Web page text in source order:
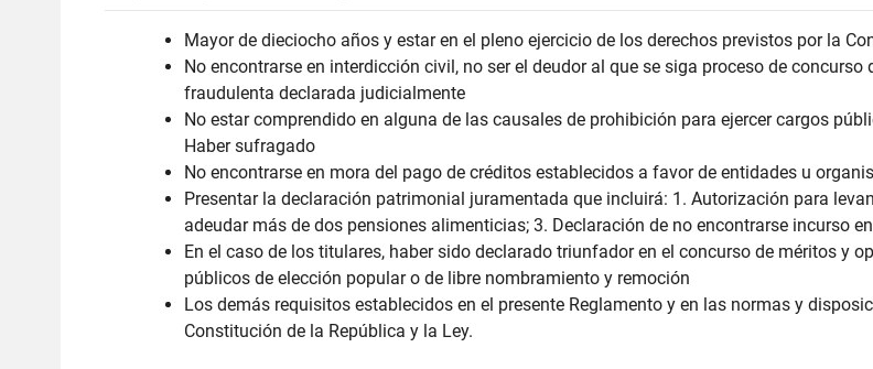
Mayor de dieciocho años y estar en el pleno ejercicio de los derechos previstos por la
No encontrarse en interdicción civil, no ser el deudor al que se siga proceso de
fraudulenta declarada judicialmente
No estar comprendido en alguna de las causales de prohibición para ejercer cargos
Haber sufragado
No encontrarse en mora del pago de créditos establecidos a favor de entidades u
Presentar la declaración patrimonial juramentada que incluirá: 1. Autorización para
adeudar más de dos pensiones alimenticias; 3. Declaración de no encontrarse incurso
En el caso de los titulares, haber sido declarado triunfador en el concurso de méritos y
públicos de elección popular o de libre nombramiento y remoción
Los demás requisitos establecidos en el presente Reglamento y en las normas y
Constitución de la República y la Ley.​